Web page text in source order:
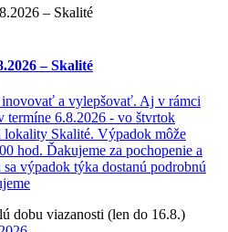
– Skalité
inovovať a vylepšovať. Aj v rámci
termíne 6.8.2026 - vo štvrtok
lokality Skalité. Výpadok môže
hod. Ďakujeme za pochopenie a
výpadok týka dostanú podrobnú